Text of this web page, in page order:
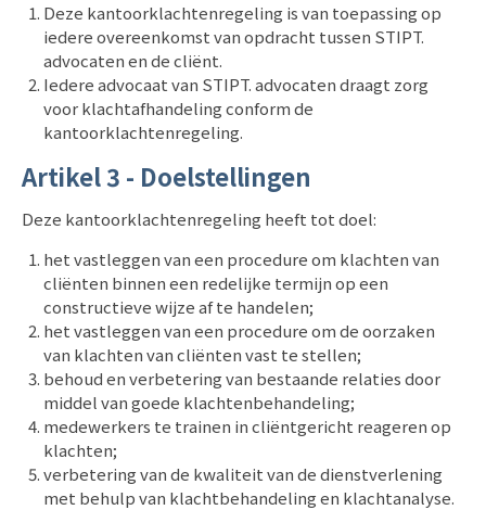
Deze kantoorklachtenregeling is van toepassing op
iedereovereenkomstvan opdracht tussen STIPT.
advocaten en de cliënt.
Iedere advocaat van STIPT. advocaten draagt zorg
voor klachtafhandeling conform de
kantoorklachtenregeling.
Artikel 3 - Doelstellingen
Deze kantoorklachtenregeling heeft tot doel:
het vastleggen van een procedure om klachten van
cliënten binnen een redelijke termijn op een
constructieve wijze af te handelen;
het vastleggen van een procedure om de oorzaken
van klachten van cliënten vast te stellen;
behoud en verbetering van bestaande relaties door
middel van goede klachtenbehandeling;
medewerkers te trainen in cliëntgericht reageren op
klachten;
verbetering van de kwaliteit van de dienstverlening
met behulp van klachtbehandeling en klachtanalyse.